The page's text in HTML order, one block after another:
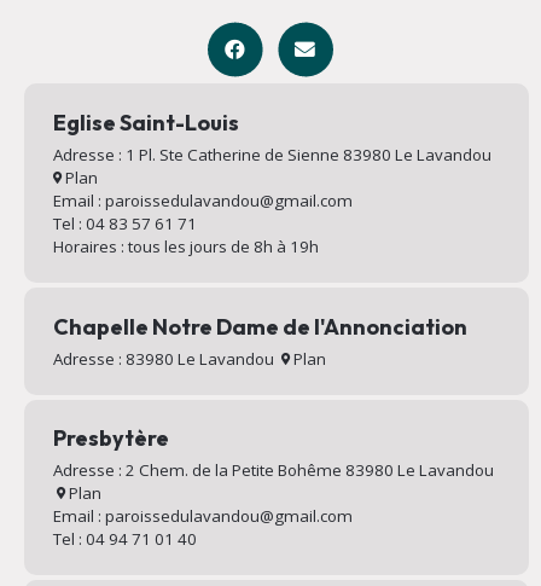
Eglise Saint-Louis
Adresse : 1 Pl. Ste Catherine de Sienne 83980 Le Lavandou
Plan
Email : paroissedulavandou@gmail.com
Tel : 04 83 57 61 71
Horaires : tous les jours de 8h à 19h
Chapelle Notre Dame de l'Annonciation
Adresse : 83980 Le Lavandou Plan
Presbytère
Adresse : 2 Chem. de la Petite Bohême 83980 Le Lavandou
Plan
Email : paroissedulavandou@gmail.com
Tel : 04 94 71 01 40